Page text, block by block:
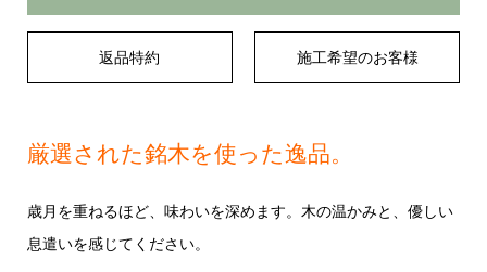
返品特約 施工希望のお客様
厳選された銘木を使った逸品。
歳月を重ねるほど、味わいを深めます。木の温かみと、優しい
息遣いを感じてください。